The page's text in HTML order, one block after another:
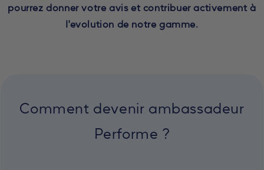
pourrez donner votre avis et contribuer activement à
I'evolution de notre gamme.
Comment devenir ambassadeur
Performe ?